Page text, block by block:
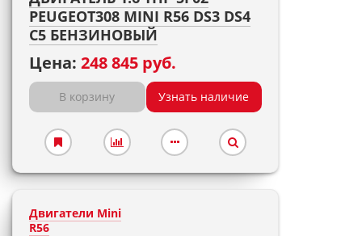
PEUGEOT308 MINI R56 DS3 DS4
C5 БЕНЗИНОВЫЙ
Цена: 248 845 руб.
В корзину Узнать наличие
Двигатели Mini
R56